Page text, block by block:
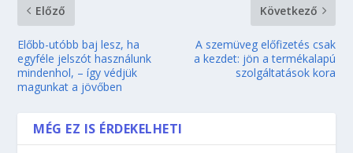
Előző
Előbb-utóbb baj lesz, ha
egyféle jelszót használunk
mindenhol, – így védjük
magunkat a jövőben
Következő
A szemüveg előfizetés csak
a kezdet: jön a termékalapú
szolgáltatások kora
MÉG EZ IS ÉRDEKELHETI